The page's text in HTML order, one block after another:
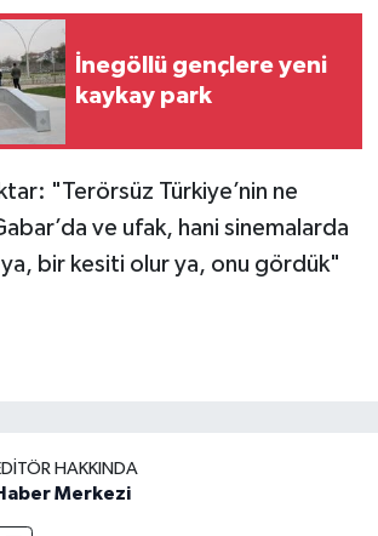
İnegöllü gençlere yeni
kaykay park
HAKKINDA
Merkezi